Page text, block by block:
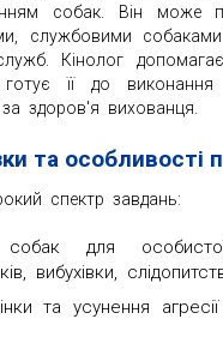
собак. Він може
службовими собаками
Кінолог
готує її до виконання
за здоров'я вихованця.
та особливості
спектр завдань:
собак для
вибухівки,
та усунення